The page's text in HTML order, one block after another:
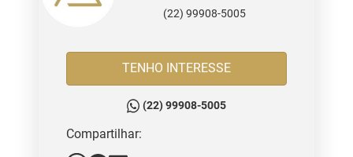
(22) 99908-5005
TENHO INTERESSE
(22) 99908-5005
Compartilhar: